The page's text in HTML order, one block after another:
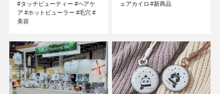
#タッチビューティー #ヘアケ
ア #ホットビューラー #毛穴 #
美容
ェアカイロ #新商品